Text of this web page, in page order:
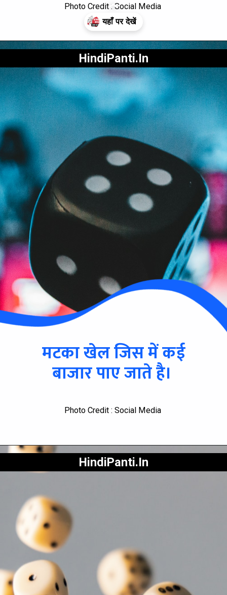
Photo Credit : Social Media
https://hindipanti.in/dpboss-satta-matka-result-3/
मटका खेल जिस में कई
बाजार पाए जाते है।
HindiPanti.In
Photo Credit : Social Media
HindiPanti.In